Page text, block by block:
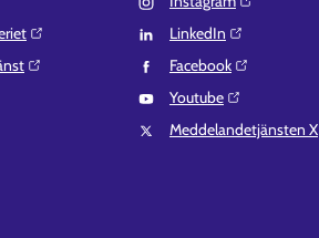
LinkedIn⁠
Facebook⁠
Youtube⁠
Meddelandetjänsten X⁠